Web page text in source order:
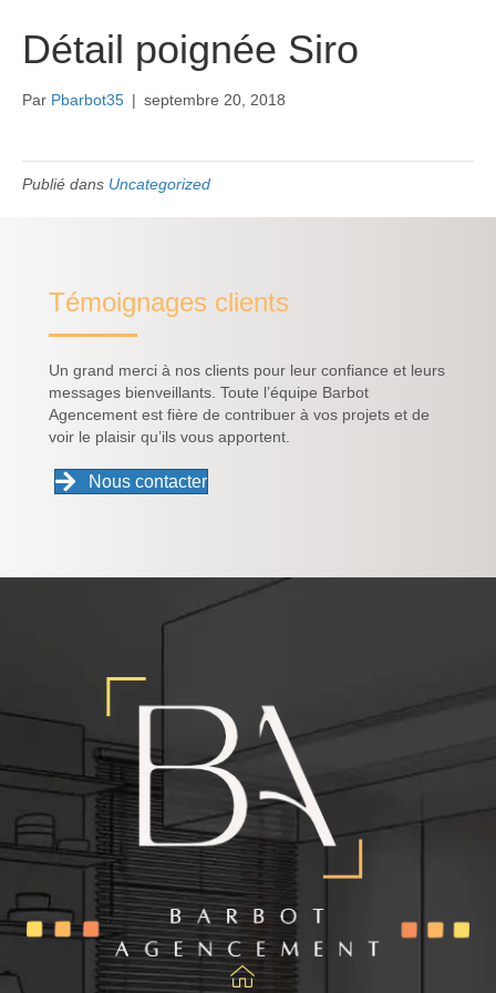
Détail poignée Siro
Par Pbarbot35 | septembre 20, 2018
Publié dans Uncategorized
Témoignages clients
Un grand merci à nos clients pour leur confiance et leurs
messages bienveillants. Toute l’équipe Barbot
Agencement est fière de contribuer à vos projets et de
voir le plaisir qu’ils vous apportent.
Nous contacter